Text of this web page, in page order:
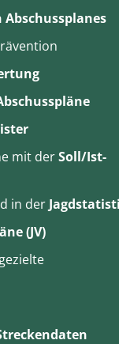
mit derSoll/Ist-
in der
(JV)